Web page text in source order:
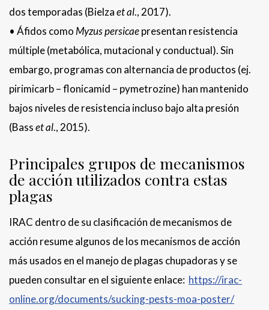
dos temporadas (Bielzaet al., 2017).
• Áfidos como Myzus persicaepresentan resistencia
múltiple (metabólica, mutacional y conductual). Sin
embargo, programas con alternancia de productos (ej.
pirimicarb – flonicamid – pymetrozine) han mantenido
bajos niveles de resistencia incluso bajo alta presión
(Basset al., 2015).
Principales grupos de mecanismos
de acción utilizados contra estas
plagas
IRAC dentro de su clasificación de mecanismos de
acción resume algunos de los mecanismos de acción
más usados en el manejo de plagas chupadoras y se
pueden consultar en el siguiente enlace: https://irac-
online.org/documents/sucking-pests-moa-poster/